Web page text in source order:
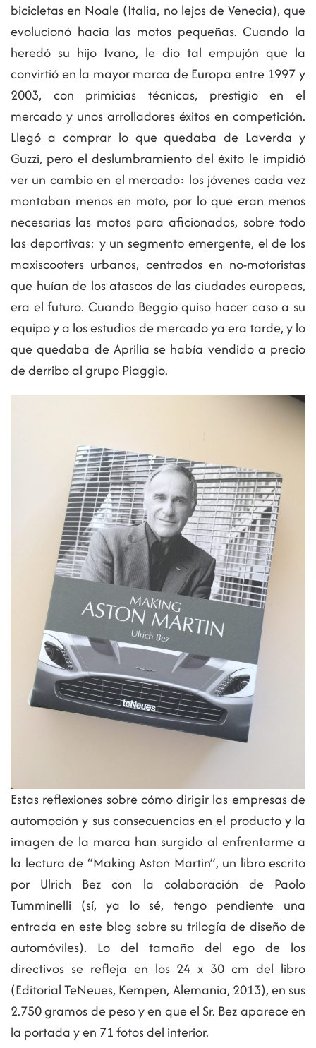
bicicletas en Noale (Italia, no lejos de Venecia), que
evolucionó hacia las motos pequeñas. Cuando la
heredó su hijo Ivano, le dio tal empujón que la
convirtió en la mayor marca de Europa entre 1997 y
2003, con primicias técnicas, prestigio en el
mercado y unos arrolladores éxitos en competición.
Llegó a comprar lo que quedaba de Laverda y
Guzzi, pero el deslumbramiento del éxito le impidió
ver un cambio en el mercado: los jóvenes cada vez
montaban menos en moto, por lo que eran menos
necesarias las motos para aficionados, sobre todo
las deportivas; y un segmento emergente, el de los
maxiscooters urbanos, centrados en no-motoristas
que huían de los atascos de las ciudades europeas,
era el futuro. Cuando Beggio quiso hacer caso a su
equipo y a los estudios de mercado ya era tarde, y lo
que quedaba de Aprilia se había vendido a precio
de derribo al grupo Piaggio.
Estas reflexiones sobre cómo dirigir las empresas de
automoción y sus consecuencias en el producto y la
imagen de la marca han surgido al enfrentarme a
la lectura de “Making Aston Martin”, un libro escrito
por Ulrich Bez con la colaboración de Paolo
Tumminelli (sí, ya lo sé, tengo pendiente una
entrada en este blog sobre su trilogía de diseño de
automóviles). Lo del tamaño del ego de los
directivos se refleja en los 24 x 30 cm del libro
(Editorial TeNeues, Kempen, Alemania, 2013), en sus
2.750 gramos de peso y en que el Sr. Bez aparece en
la portada y en 71 fotos del interior.